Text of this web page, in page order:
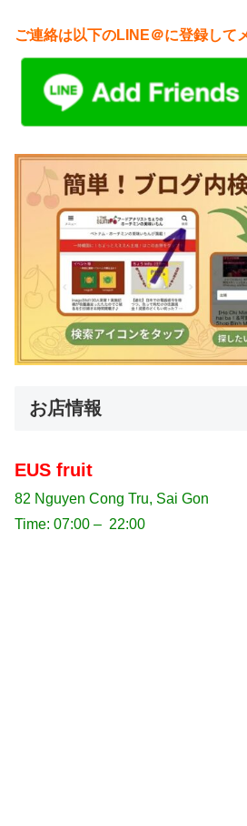
ご連絡は以下のLINE＠に登録して
お店情報
EUS fruit
82 Nguyen Cong Tru, Sai Gon
Time: 07:00 – 22:00